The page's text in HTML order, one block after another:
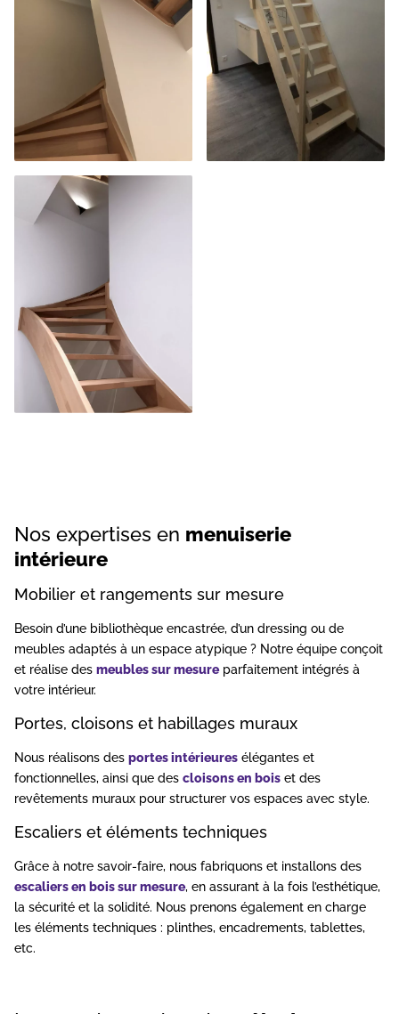
Nos expertises en menuiserie
intérieure
Mobilier et rangements sur mesure
Besoin d’une bibliothèque encastrée, d’un dressing ou de
meubles adaptés à un espace atypique ? Notre équipe conçoit
et réalise des meubles sur mesureparfaitement intégrés à
votre intérieur.
Portes, cloisons et habillages muraux
Nous réalisons des portes intérieures élégantes et
fonctionnelles, ainsi que des cloisons en bois et des
revêtements muraux pour structurer vos espaces avec style.
Escaliers et éléments techniques
Grâce à notre savoir-faire, nous fabriquons et installons des
escaliers en bois sur mesure, en assurant à la fois l’esthétique,
la sécurité et la solidité. Nous prenons également en charge
les éléments techniques : plinthes, encadrements, tablettes,
etc.